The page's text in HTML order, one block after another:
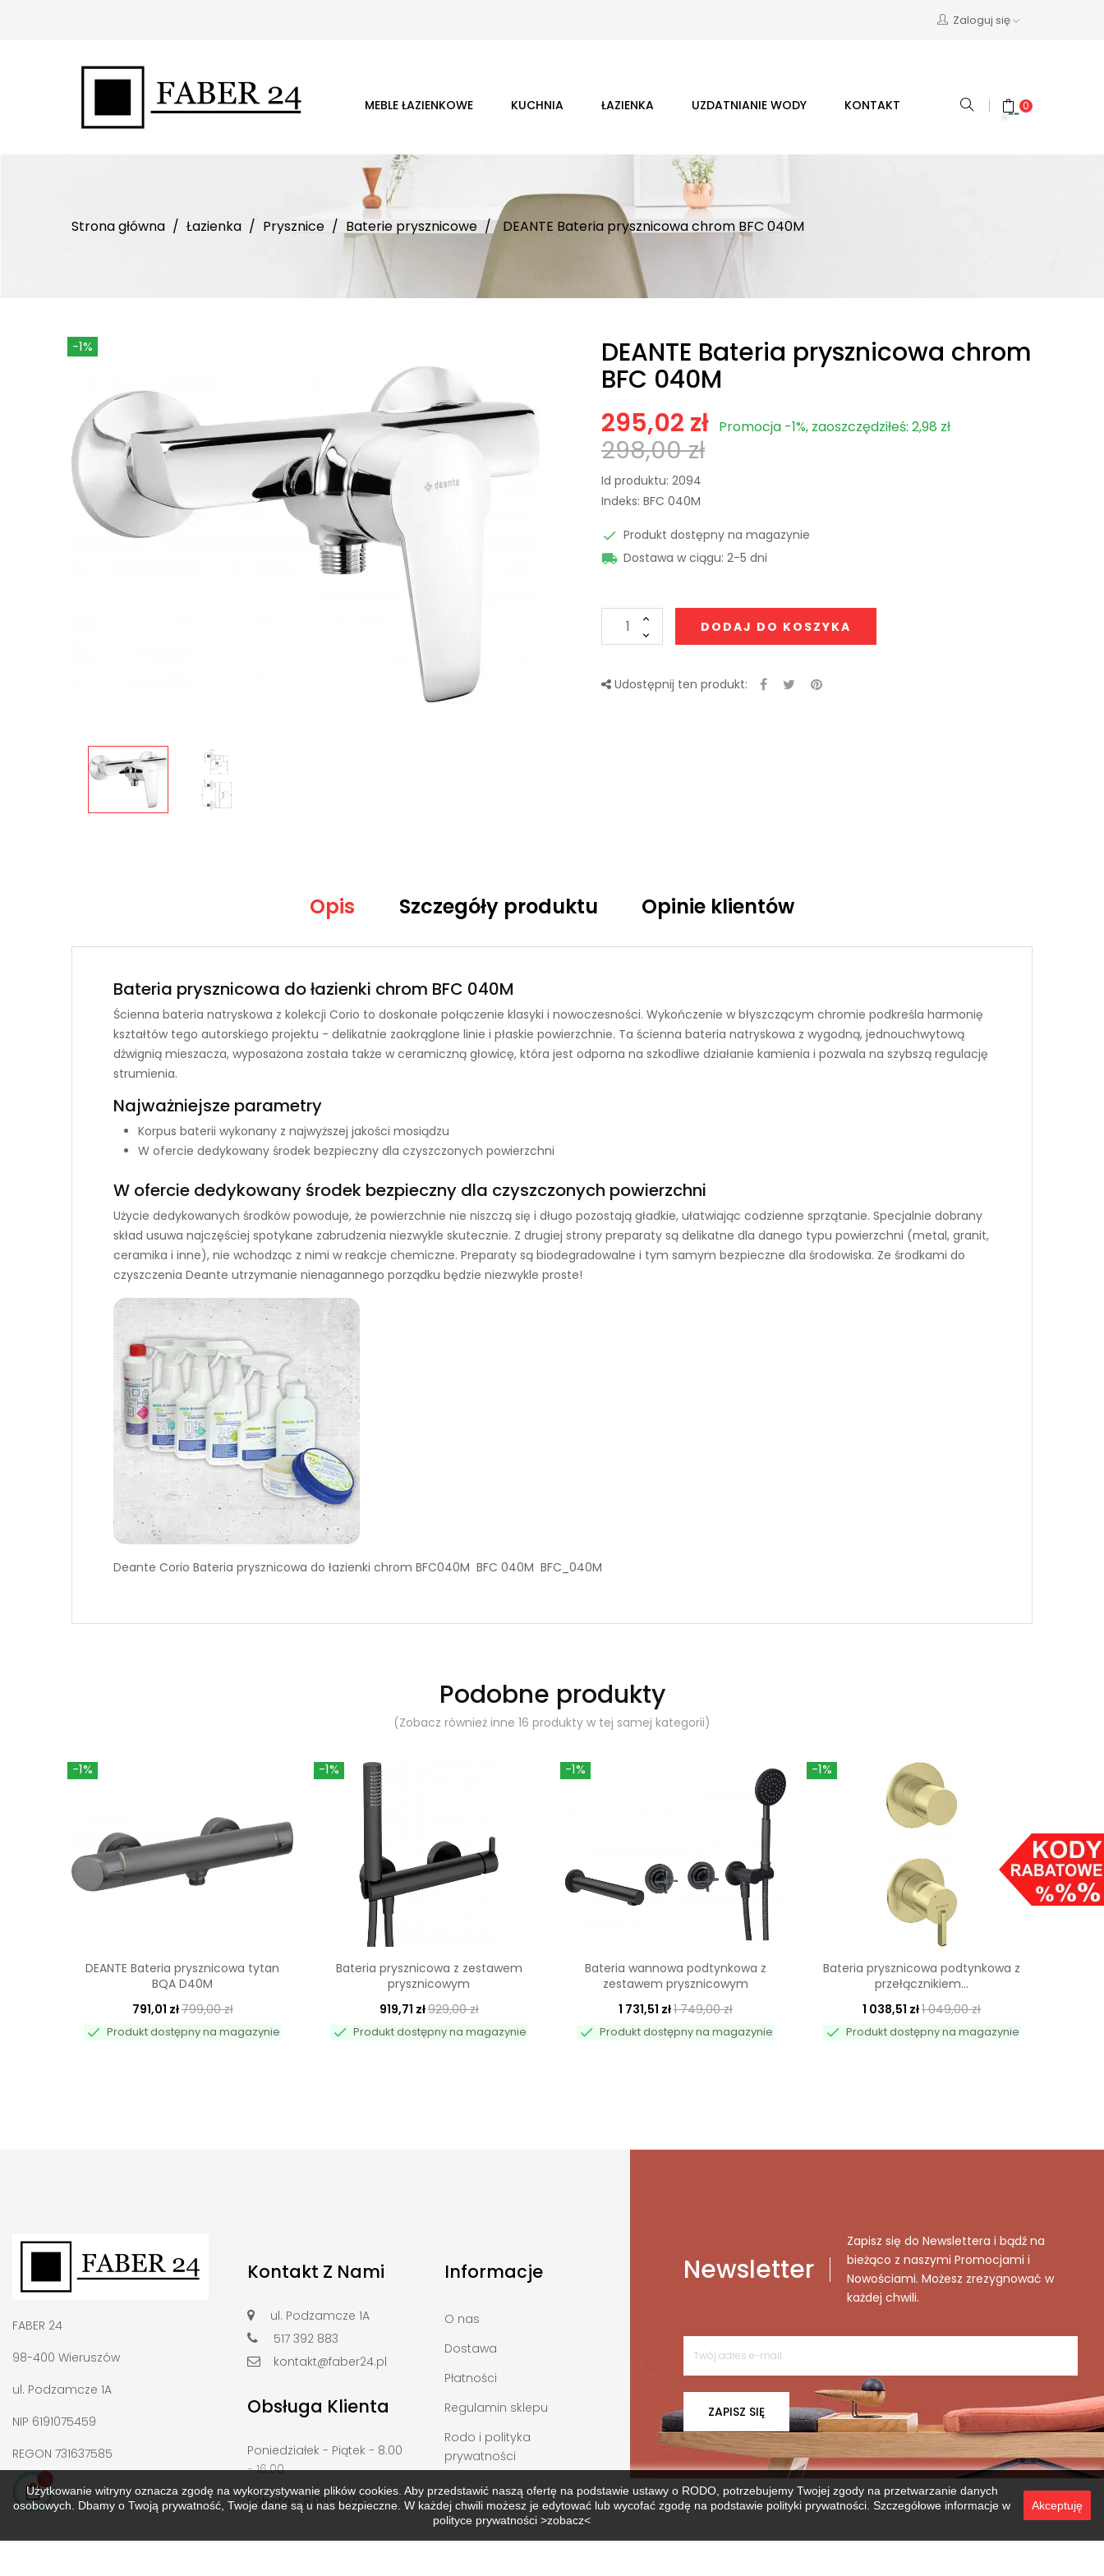
Zaloguj się
MEBLE ŁAZIENKOWE KUCHNIA ŁAZIENKA UZDATNIANIE WODY KONTAKT 0
Strona główna Łazienka Prysznice Baterie prysznicowe DEANTE Bateria prysznicowa chrom BFC 040M
-1% DEANTE Bateria prysznicowa chrom
BFC 040M
295,02 zł Promocja -1%, zaoszczędziłeś: 2,98 zł
298,00 zł
Id produktu: 2094
Indeks: BFC 040M
 Produkt dostępny na magazynie
 Dostawa w ciągu: 2-5 dni
DODAJ DO KOSZYKA
Udostępnij ten produkt:
Opis Szczegóły produktu Opinie klientów
Bateria prysznicowa do łazienki chrom BFC 040M
Ścienna bateria natryskowa z kolekcji Corio to doskonałe połączenie klasyki i nowoczesności. Wykończenie w błyszczącym chromie podkreśla harmonię
kształtów tego autorskiego projektu - delikatnie zaokrąglone linie i płaskie powierzchnie. Ta ścienna bateria natryskowa z wygodną, jednouchwytową
dźwignią mieszacza, wyposażona została także w ceramiczną głowicę, która jest odporna na szkodliwe działanie kamienia i pozwala na szybszą regulację
strumienia.
Najważniejsze parametry
Korpus baterii wykonany z najwyższej jakości mosiądzu
W ofercie dedykowany środek bezpieczny dla czyszczonych powierzchni
W ofercie dedykowany środek bezpieczny dla czyszczonych powierzchni
Użycie dedykowanych środków powoduje, że powierzchnie nie niszczą się i długo pozostają gładkie, ułatwiając codzienne sprzątanie. Specjalnie dobrany
skład usuwa najczęściej spotykane zabrudzenia niezwykle skutecznie. Z drugiej strony preparaty są delikatne dla danego typu powierzchni (metal, granit,
ceramika i inne), nie wchodząc z nimi w reakcje chemiczne. Preparaty są biodegradowalne i tym samym bezpieczne dla środowiska. Ze środkami do
czyszczenia Deante utrzymanie nienagannego porządku będzie niezwykle proste!
Deante Corio Bateria prysznicowa do łazienki chrom BFC040M BFC 040M BFC_040M
Podobne produkty
(Zobacz również inne 16 produkty w tej samej kategorii)
-1%
DEANTE Bateria prysznicowa tytan
BQA D40M
791,01 zł799,00 zł
 Produkt dostępny na magazynie
-1%
Bateria prysznicowa z zestawem
prysznicowym
919,71 zł929,00 zł
 Produkt dostępny na magazynie
-1%
Bateria wannowa podtynkowa z
zestawem prysznicowym
1 731,51 zł1 749,00 zł
 Produkt dostępny na magazynie
-1%
Bateria prysznicowa podtynkowa z
przełącznikiem...
1 038,51 zł1 049,00 zł
 Produkt dostępny na magazynie
FABER 24
98-400 Wieruszów
ul. Podzamcze 1A
NIP 6191075459
REGON 731637585
Kontakt Z Nami
ul. Podzamcze 1A
517 392 883
kontakt@faber24.pl
Obsługa Klienta
Poniedziałek - Piątek - 8.00
- 16.00
Sobota - 8:00 - 12.00
Informacje
O nas
Dostawa
Płatności
Regulamin sklepu
Rodo i polityka
prywatności
Newsletter
Zapisz się do Newslettera i bądź na
bieżąco z naszymi Promocjami i
Nowościami. Możesz zrezygnować w
każdej chwili.
ZAPISZ SIĘ
Użytkowanie witryny oznacza zgodę na wykorzystywanie plików cookies. Aby przedstawić naszą ofertę na podstawie ustawy o RODO, potrzebujemy Twojej zgody na przetwarzanie danych
osobowych. Dbamy o Twoją prywatność, Twoje dane są u nas bezpieczne. W każdej chwili możesz je edytować lub wycofać zgodę na podstawie polityki prywatności. Szczegółowe informacje w
polityce prywatności >zobacz<
Akceptuję